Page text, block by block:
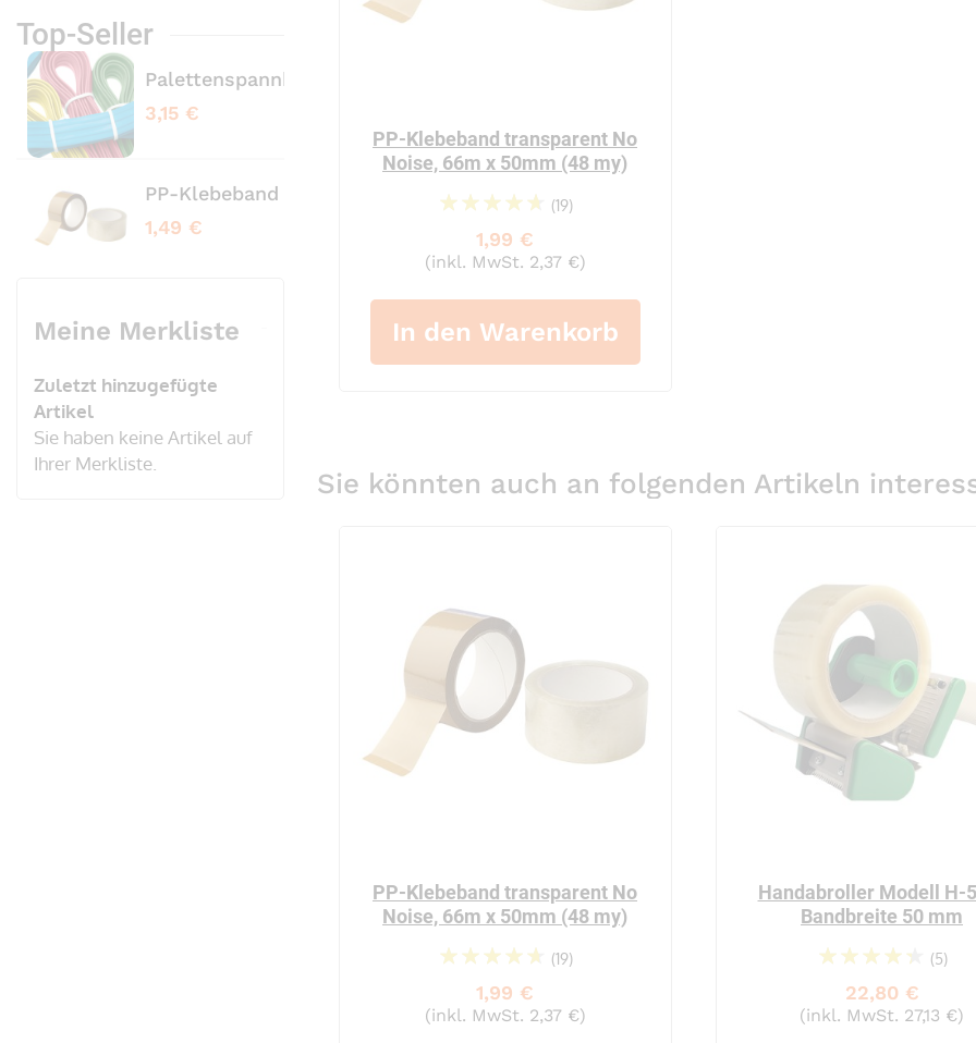
Top-Seller
Palettenspannbänder profiliert blau: Umfang 1800 mm
3,15 €
PP-Klebeband transparent No Noise, 66m x 50mm (46 my)
1,49 €
PVC-Klebeband transparent Premium, 66m x 50mm
Meine Merkliste
Zuletzt hinzugefügte
Artikel
Sie haben keine Artikel auf
Ihrer Merkliste.
PP-Klebeband transparent No
Noise, 66m x 50mm (48 my)
97%
(19)
1,99 €
(inkl. MwSt. 2,37 €)
In den Warenkorb
Sie könnten auch an folgenden Artikeln
PP-Klebeband transparent No
Noise, 66m x 50mm (48 my)
97%
(19)
1,99 €
(inkl. MwSt. 2,37 €)
Handabroller Modell H-
Bandbreite 50 mm
91%
(5)
22,80 €
(inkl. MwSt. 27,13 €)